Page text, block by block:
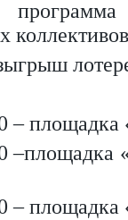
–
–площадка
– площадка